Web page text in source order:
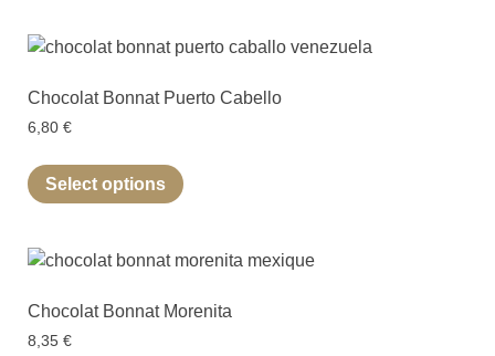
Chocolat Bonnat Puerto Cabello
6,80 €
Select options
Chocolat Bonnat Morenita
8,35 €